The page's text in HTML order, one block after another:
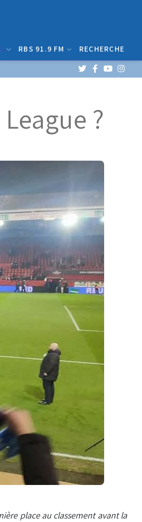
RBS 91.9 FM RECHERCHE
?
place au classement avant la